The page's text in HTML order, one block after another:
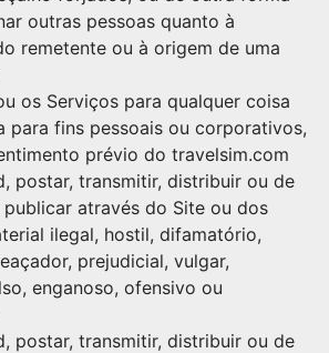
outras pessoas quanto à
remetente ou à origem de uma
os Serviços para qualquer coisa
para fins pessoais ou corporativos,
prévio do travelsim.com
postar, transmitir, distribuir ou de
através do Site ou dos
ilegal, hostil, difamatório,
prejudicial, vulgar,
enganoso, ofensivo ou
postar, transmitir, distribuir ou de